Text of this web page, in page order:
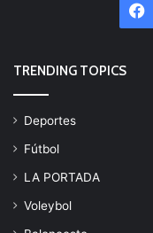
TRENDING TOPICS
Deportes
Fútbol
LA PORTADA
Voleybol